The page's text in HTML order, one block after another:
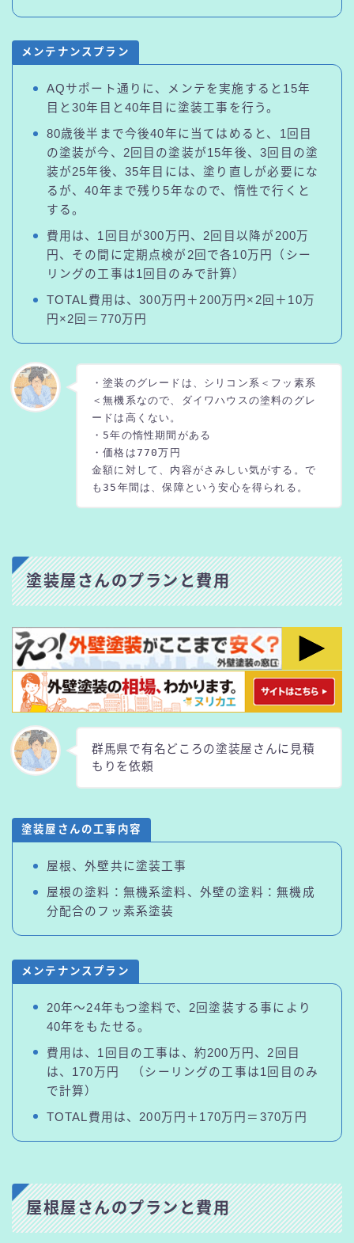
メンテナンスプラン
AQサポート通りに、メンテを実施すると15年
目と30年目と40年目に塗装工事を行う。
80歳後半まで今後40年に当てはめると、1回目
の塗装が今、2回目の塗装が15年後、3回目の塗
装が25年後、35年目には、塗り直しが必要にな
るが、40年まで残り5年なので、惰性で行くと
する。
費用は、1回目が300万円、2回目以降が200万
円、その間に定期点検が2回で各10万円（シー
リングの工事は1回目のみで計算）
TOTAL費用は、300万円＋200万円×2回＋10万
円×2回＝770万円
・塗装のグレードは、シリコン系＜フッ素系
＜無機系なので、ダイワハウスの塗料のグレ
ードは高くない。
・5年の惰性期間がある
・価格は770万円
金額に対して、内容がさみしい気がする。で
も35年間は、保障という安心を得られる。
塗装屋さんのプランと費用
群馬県で有名どころの塗装屋さんに見積
もりを依頼
塗装屋さんの工事内容
屋根、外壁共に塗装工事
屋根の塗料：無機系塗料、外壁の塗料：無機成
分配合のフッ素系塗装
メンテナンスプラン
20年～24年もつ塗料で、2回塗装する事により
40年をもたせる。
費用は、1回目の工事は、約200万円、2回目
は、170万円 （シーリングの工事は1回目のみ
で計算）
TOTAL費用は、200万円＋170万円＝370万円
屋根屋さんのプランと費用